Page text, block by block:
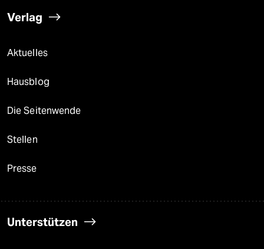
Verlag
Aktuelles
Hausblog
Die Seitenwende
Stellen
Presse
Unterstützen